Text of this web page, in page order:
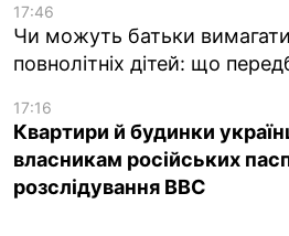
17:46
Чи можуть батьки вимагати
повнолітніх дітей: що
17:16
Квартири й будинки
власникам російських
розслідування BBC